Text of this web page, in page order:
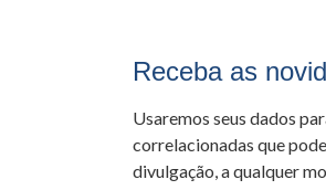
Receba as
Usaremos seus dados
correlacionadas que
divulgação, a qualquer